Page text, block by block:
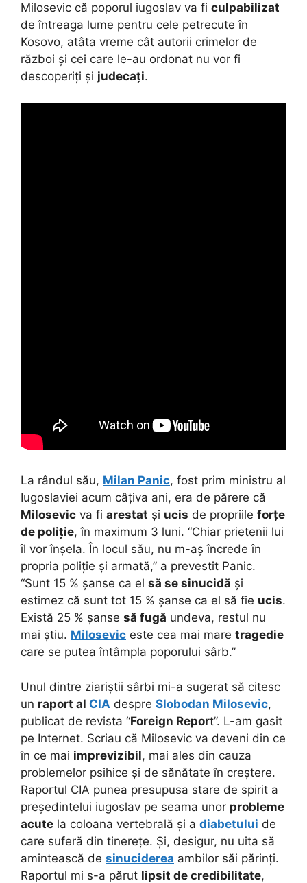
Milosevic că poporul iugoslav va fi culpabilizat
de întreaga lume pentru cele petrecute în
Kosovo, atâta vreme cât autorii crimelor de
război și cei care le-au ordonat nu vor fi
descoperiți și judecați.
La rândul său, Milan Panic, fost prim ministru al
Iugoslaviei acum câțiva ani, era de părere că
Milosevic va fi arestat și ucis de propriile forțe
de poliție, în maximum 3 luni. “Chiar prietenii lui
îl vor înșela. În locul său, nu m-aș încrede în
propria poliție și armată,” a prevestit Panic.
“Sunt 15 % șanse ca el să se sinucidă și
estimez că sunt tot 15 % șanse ca el să fie ucis.
Există 25 % șanse să fugă undeva, restul nu
mai știu. Milosevic este cea mai mare tragedie
care se putea întâmpla poporului sârb.”
Unul dintre ziariștii sârbi mi-a sugerat să citesc
un raport al CIA despre Slobodan Milosevic,
publicat de revista “Foreign Report”. L-am gasit
pe Internet. Scriau că Milosevic va deveni din ce
în ce mai imprevizibil, mai ales din cauza
problemelor psihice și de sănătate în creștere.
Raportul CIA punea presupusa stare de spirit a
președintelui iugoslav pe seama unor probleme
acute la coloana vertebrală și a diabetului de
care suferă din tinerețe. Și, desigur, nu uita să
amintească de sinuciderea ambilor săi părinți.
Raportul mi s-a părut lipsit de credibilitate,